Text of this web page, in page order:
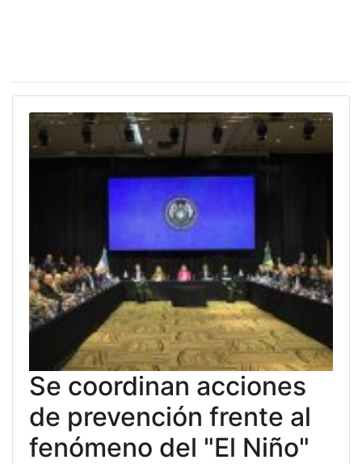
Se coordinan acciones
de prevención frente al
fenómeno del "El Niño"